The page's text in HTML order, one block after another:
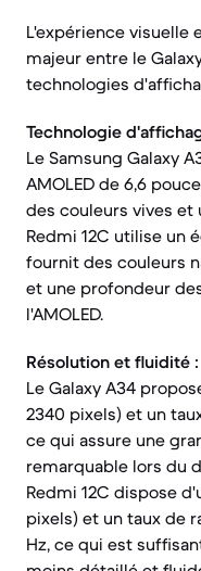
L'expérience
majeur entre le
technologies
Technologie
Le Samsung Galaxy
AMOLED de 6,6
des couleurs vives et
Redmi 12C utilise un
fournit des couleurs
et une profondeur
l'AMOLED.
Résolution et fluidité :
Le Galaxy A34
2340 pixels) et un
ce qui assure une
remarquable lors du
Redmi 12C dispose
pixels) et un taux de
Hz, ce qui est